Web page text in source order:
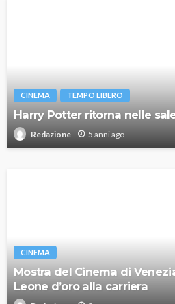
CINEMA TEMPO LIBERO
Harry Potter ritorna nelle
Redazione 5 anni ago
CINEMA
Mostra del Cinema di
Leone d’oro alla carriera